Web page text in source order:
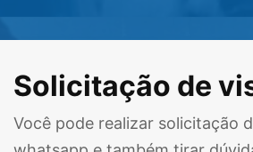
Solicitação de
Você pode realizar solicitação